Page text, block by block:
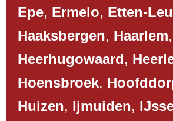
Epe, Ermelo, Etten-
Haaksbergen, Haarlem,
Heerhugowaard,
Hoensbroek,
Huizen, Ijmuiden,